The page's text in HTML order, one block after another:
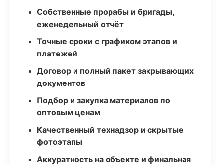
Собственные прорабы и бригады,
еженедельный отчёт
Точные сроки с графиком этапов и
платежей
Договор и полный пакет закрывающих
документов
Подбор и закупка материалов по
оптовым ценам
Качественный технадзор и скрытые
фотоэтапы
Аккуратность на объекте и финальная